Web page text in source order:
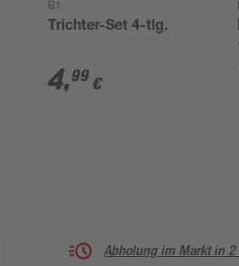
B1
Trichter-Set 4-tlg.
4,99 €
Abholung im Markt in 2